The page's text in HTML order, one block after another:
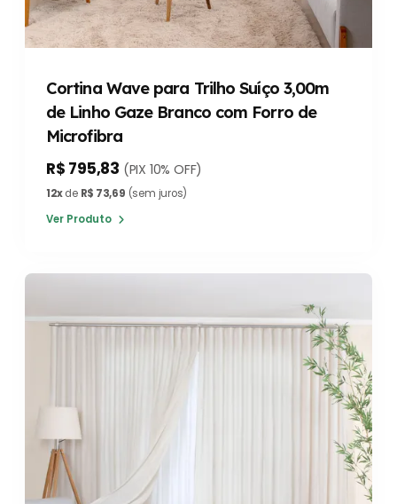
Cortina Wave para Trilho Suíço 3,00m
de Linho Gaze Branco com Forro de
Microfibra
R$ 795,83 (PIX 10% OFF)
12xde R$ 73,69 (sem juros)
Ver Produto